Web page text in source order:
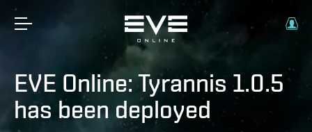
EVE Online: Tyrannis 1.0.5
has been deployed